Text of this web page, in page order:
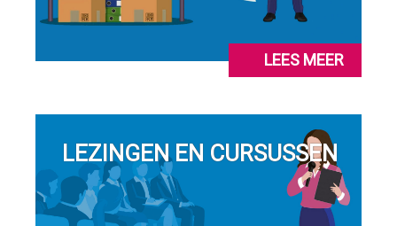
LEES MEER
LEZINGEN EN CURSUSSEN